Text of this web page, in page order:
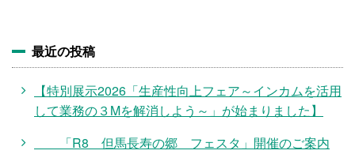
最近の投稿
【特別展示2026「生産性向上フェア～インカムを活用
して業務の３Mを解消しよう～」が始まりました】
「R8 但馬長寿の郷 フェスタ」開催のご案内